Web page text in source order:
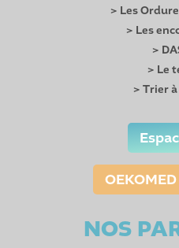
> Les
> Les
>
> Le
> Trier
NOS